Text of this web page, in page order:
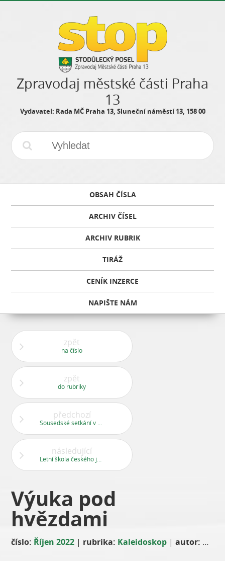
Zpravodaj městské části Praha
13
Vydavatel: Rada MČ Praha 13, Sluneční náměstí 13, 158 00
OBSAH ČÍSLA
ARCHIV ČÍSEL
ARCHIV RUBRIK
TIRÁŽ
CENÍK INZERCE
NAPIŠTE NÁM
zpět
na číslo
zpět
do rubriky
předchozí
následující
Výuka pod
hvězdami
číslo: Říjen 2022 | rubrika: Kaleidoskop |autor: